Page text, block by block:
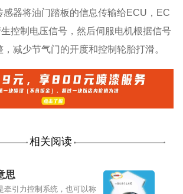
感器将油门踏板的信息传输给ECU，EC
控制电压信号，然后伺服电机根据信号
减少节气门的开度和控制轮胎打滑。
相关阅读
思
牵引力控制系统，也可以称